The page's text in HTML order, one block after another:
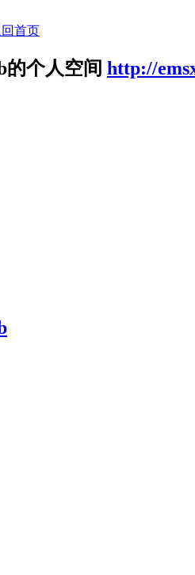
首页
个人空间 http://